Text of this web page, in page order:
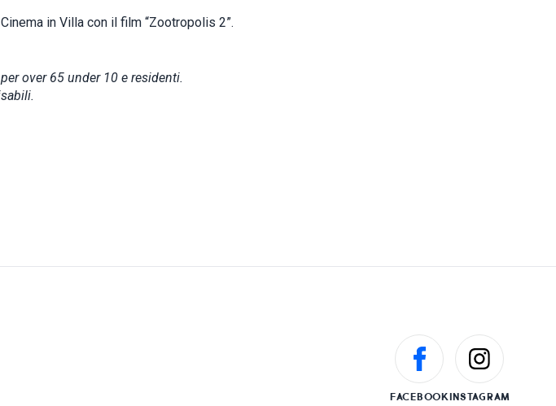
in Villa con il film “Zootropolis 2”.
over 65 under 10 e residenti.
FACEBOOKINSTAGRAM